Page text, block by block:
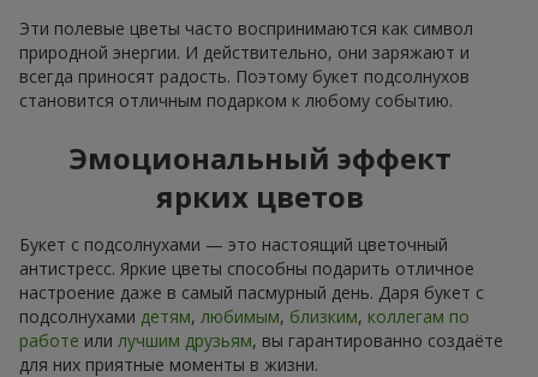
Эти полевые цветы часто воспринимаются как символ
природной энергии. И действительно, они заряжают и
всегда приносят радость. Поэтому букет подсолнухов
становится отличным подарком к любому событию.
Эмоциональный эффект
ярких цветов
Букет с подсолнухами — это настоящий цветочный
антистресс. Яркие цветы способны подарить отличное
настроение даже в самый пасмурный день. Даря букет с
подсолнухами детям, любимым, близким, коллегам по
работе или лучшим друзьям, вы гарантированно создаёте
для них приятные моменты в жизни.